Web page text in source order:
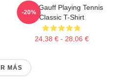
Coco Gauff Playing Tennis
Classic T-Shirt
24,38 € - 28,06 €
-20%
MÁS